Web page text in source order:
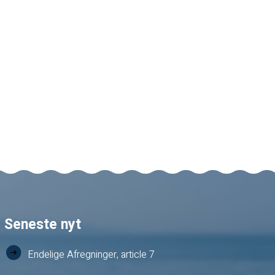
Seneste nyt
Endelige Afregninger, article 7